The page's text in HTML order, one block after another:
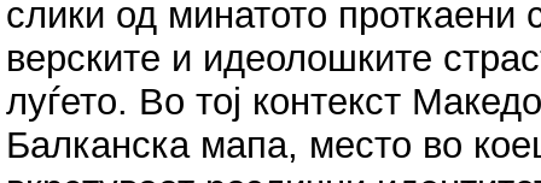
слики од минатото
верските и идеолошките
луѓето. Во тој контекст
Балканска мапа, место во